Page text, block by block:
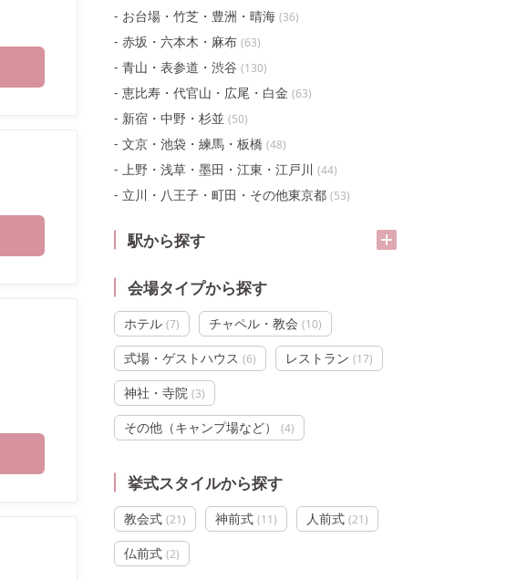
お台場・竹芝・豊洲・晴海 (36)
赤坂・六本木・麻布 (63)
青山・表参道・渋谷 (130)
恵比寿・代官山・広尾・白金 (63)
新宿・中野・杉並 (50)
文京・池袋・練馬・板橋 (48)
上野・浅草・墨田・江東・江戸川 (44)
立川・八王子・町田・その他東京都 (53)
駅から探す
会場タイプから探す
ホテル (7) チャペル・教会 (10)
式場・ゲストハウス (6) レストラン (17)
神社・寺院 (3)
その他（キャンプ場など） (4)
挙式スタイルから探す
教会式 (21) 神前式 (11) 人前式 (21)
仏前式 (2)